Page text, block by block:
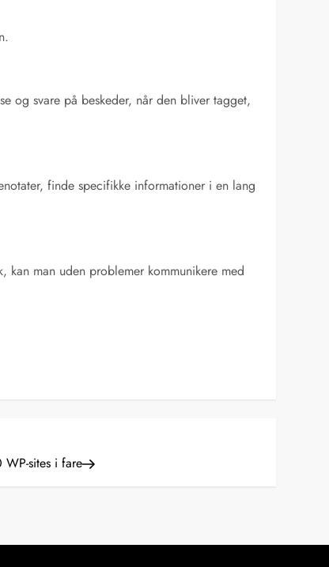
og svare på beskeder, når den bliver tagget,
finde specifikke informationer i en lang
man uden problemer kommunikere med
sites i fare